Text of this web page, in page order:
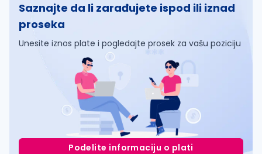
Saznajte da li zarađujete ispod ili iznad
proseka
Unesite iznos plate i pogledajte prosek za vašu poziciju
Podelite informaciju o plati